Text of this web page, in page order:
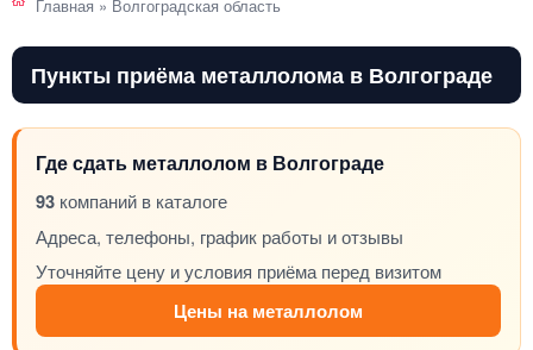
Главная » Волгоградская область
Пункты приёма металлолома в Волгограде
Где сдать металлолом в Волгограде
93 компаний в каталоге
Адреса, телефоны, график работы и отзывы
Уточняйте цену и условия приёма перед визитом
Цены на металлолом